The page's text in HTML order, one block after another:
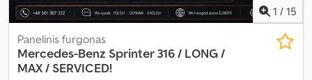
1 / 15
Panelinis furgonas
Mercedes-Benz Sprinter 316 / LONG /
MAX / SERVICED!